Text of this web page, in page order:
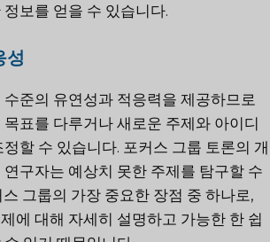
보를 얻을 수 있습니다.
성
준의 유연성과 적응력을 제공하므로
표를 다루거나 새로운 주제와 아이디
할 수 있습니다. 포커스 그룹 토론의 개
구자는 예상치 못한 주제를 탐구할 수
그룹의 가장 중요한 장점 중 하나로,
에 대해 자세히 설명하고 가능한 한 쉽